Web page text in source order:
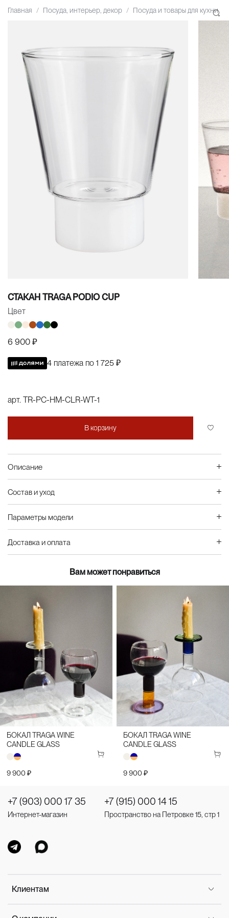
Главная Посуда, интерьер, декор Посуда и товары для кухни
СТАКАН TRAGA PODIO CUP
Цвет
6 900 ₽
4 платежа по 1 725 ₽
арт. TR-PC-HM-CLR-WT-1
В корзину
Описание
Состав и уход
Параметры модели
Доставка и оплата
Вам может понравиться
БОКАЛ TRAGA WINE
CANDLE GLASS
9 900 ₽
БОКАЛ TRAGA WINE
CANDLE GLASS
9 900 ₽
Клиентам
+7 (903) 000 17 35
Интернет-магазин
+7 (915) 000 14 15
Пространство на Петровке 15, стр 1